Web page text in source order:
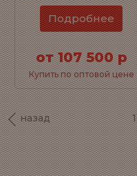
Подробнее
от 107 500 р
Купить по оптовой цене
назад 1